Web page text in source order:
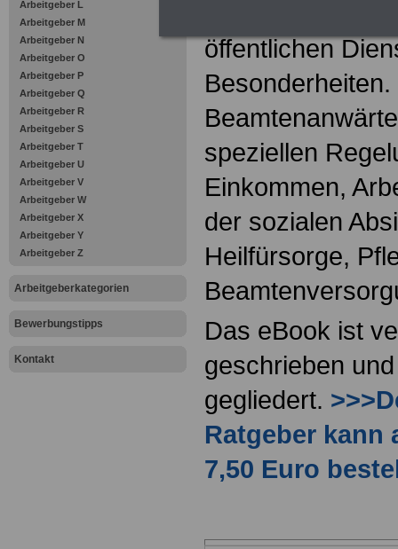
Arbeitgeber L
Arbeitgeber M
Arbeitgeber N
Arbeitgeber O
Arbeitgeber P
Arbeitgeber Q
Arbeitgeber R
Arbeitgeber S
Arbeitgeber T
Arbeitgeber U
Arbeitgeber V
Arbeitgeber W
Arbeitgeber X
Arbeitgeber Y
Arbeitgeber Z
Arbeitgeberkategorien
Bewerbungstipps
Kontakt
öffentlichen
speziellen
Einkommen,
der sozialen
Heilfürsorge,
Das eBook ist
geschrieben
gegliedert.
Ratgeber kann
7,50 Euro